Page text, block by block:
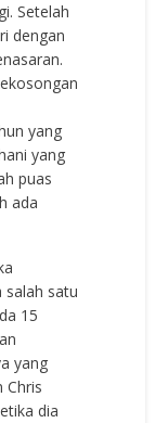
Setelah
dengan
yang
yang
puas
ada
salah satu
15
yang
Chris
dia